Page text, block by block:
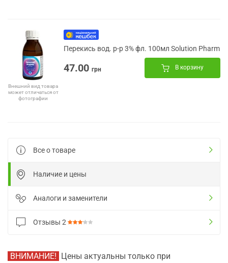
Внешний вид товара
может отличаться от
фотографии
Перекись вод. р-р 3% фл. 100мл Solution Pharm
47.00 грн В корзину
Все о товаре
Наличие и цены
Аналоги и заменители
Отзывы 2
ВНИМАНИЕ! Цены актуальны только при